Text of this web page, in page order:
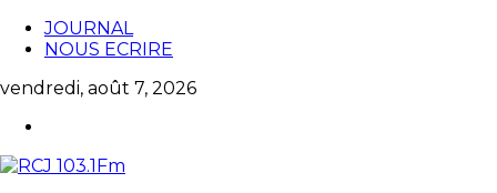
JOURNAL
NOUS ECRIRE
vendredi, août 7, 2026